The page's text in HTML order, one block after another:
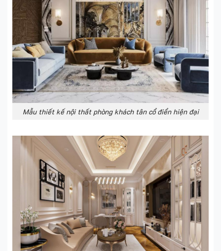
Mẫu thiết kế nội thất phòng khách tân cổ điển hiện đại